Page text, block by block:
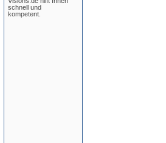
schnell und
kompetent.